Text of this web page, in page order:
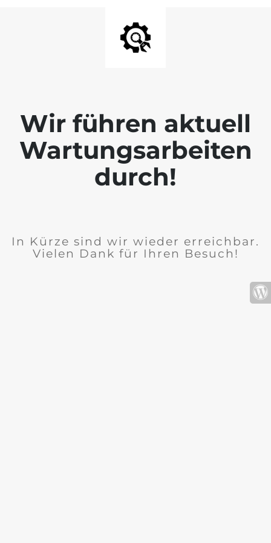
Wir führen aktuell
Wartungsarbeiten
durch!
In Kürze sind wir wieder erreichbar.
Vielen Dank für Ihren Besuch!